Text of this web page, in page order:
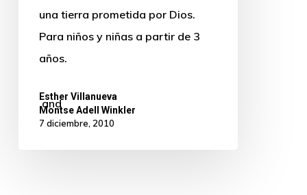
una tierra prometida por Dios.
Para niños y niñas a partir de 3
años.
Esther Villanueva
and
Montse Adell Winkler
7 diciembre, 2010